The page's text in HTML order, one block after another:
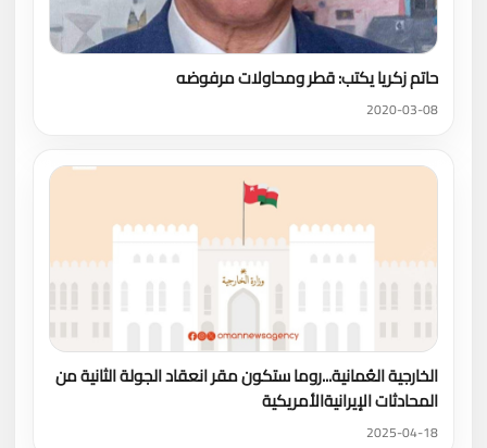
حاتم زكريا يكتب: قطر ومحاولات مرفوضه
2020-03-08
الخارجية العُمانية...روما ستكون مقر انعقاد الجولة الثانية من
المحادثات الإيرانيةالأمريكية
2025-04-18